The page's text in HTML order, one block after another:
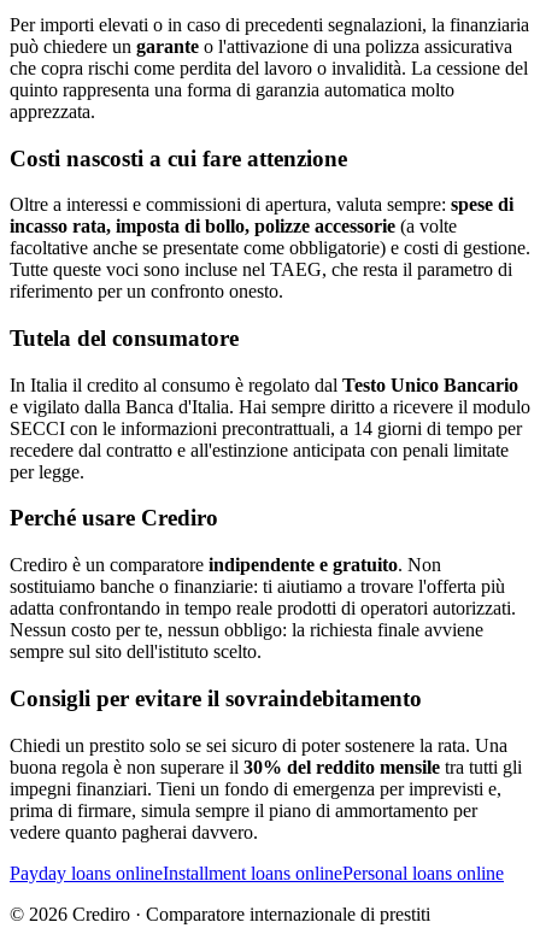
Per importi elevati o in caso di precedenti segnalazioni, la finanziaria
può chiedere un garante o l'attivazione di una polizza assicurativa
che copra rischi come perdita del lavoro o invalidità. La cessione del
quinto rappresenta una forma di garanzia automatica molto
apprezzata.
Costi nascosti a cui fare attenzione
Oltre a interessi e commissioni di apertura, valuta sempre: spese di
incasso rata, imposta di bollo, polizze accessorie (a volte
facoltative anche se presentate come obbligatorie) e costi di gestione.
Tutte queste voci sono incluse nel TAEG, che resta il parametro di
riferimento per un confronto onesto.
Tutela del consumatore
In Italia il credito al consumo è regolato dal Testo Unico Bancario
e vigilato dalla Banca d'Italia. Hai sempre diritto a ricevere il modulo
SECCI con le informazioni precontrattuali, a 14 giorni di tempo per
recedere dal contratto e all'estinzione anticipata con penali limitate
per legge.
Perché usare Crediro
Crediro è un comparatore indipendente e gratuito. Non
sostituiamo banche o finanziarie: ti aiutiamo a trovare l'offerta più
adatta confrontando in tempo reale prodotti di operatori autorizzati.
Nessun costo per te, nessun obbligo: la richiesta finale avviene
sempre sul sito dell'istituto scelto.
Consigli per evitare il sovraindebitamento
Chiedi un prestito solo se sei sicuro di poter sostenere la rata. Una
buona regola è non superare il 30% del reddito mensile tra tutti gli
impegni finanziari. Tieni un fondo di emergenza per imprevisti e,
prima di firmare, simula sempre il piano di ammortamento per
vedere quanto pagherai davvero.
Payday loans onlineInstallment loans onlinePersonal loans online
© 2026 Crediro · Comparatore internazionale di prestiti